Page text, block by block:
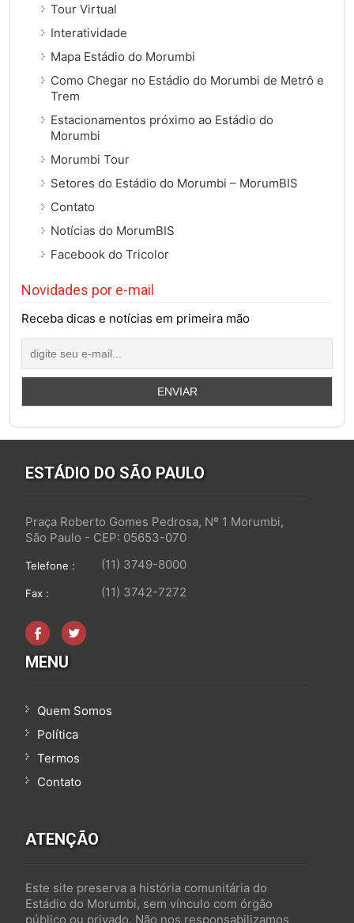
Tour Virtual
Interatividade
Mapa Estádio do Morumbi
Como Chegar no Estádio do Morumbi de Metrô e
Trem
Estacionamentos próximo ao Estádio do
Morumbi
Morumbi Tour
Setores do Estádio do Morumbi – MorumBIS
Contato
Notícias do MorumBIS
Facebook do Tricolor
Novidades por e-mail
Receba dicas e notícias em primeira mão
ESTÁDIO DO SÃO PAULO
Praça Roberto Gomes Pedrosa, Nº 1 Morumbi,
São Paulo - CEP: 05653-070
Telefone : (11) 3749-8000
Fax : (11) 3742-7272
MENU
Quem Somos
Política
Termos
Contato
ATENÇÃO
Este site preserva a história comunitária do
Estádio do Morumbi, sem vínculo com órgão
público ou privado. Não nos responsabilizamos